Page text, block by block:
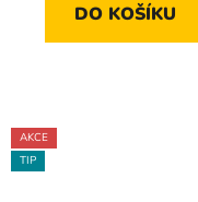
DO KOŠÍKU
AKCE
TIP